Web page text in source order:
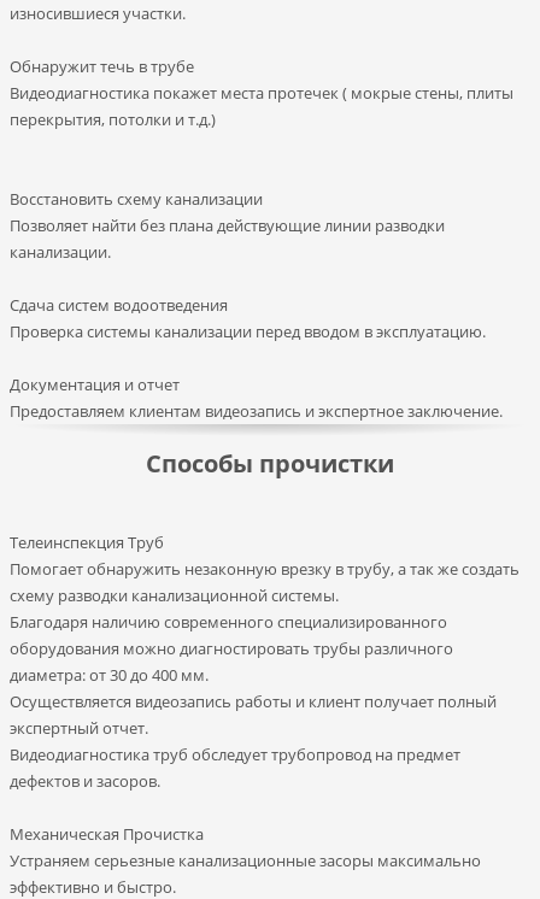
износившиеся участки.
Обнаружит течь в трубе
Видеодиагностика покажет места протечек ( мокрые стены, плиты
перекрытия, потолки и т.д.)
Восстановить схему канализации
Позволяет найти без плана действующие линии разводки
канализации.
Сдача систем водоотведения
Проверка системы канализации перед вводом в эксплуатацию.
Документация и отчет
Предоставляем клиентам видеозапись и экспертное заключение.
Способы прочистки
Телеинспекция Труб
Помогает обнаружить незаконную врезку в трубу, а так же создать
схему разводки канализационной системы.
Благодаря наличию современного специализированного
оборудования можно диагностировать трубы различного
диаметра: от 30 до 400 мм.
Осуществляется видеозапись работы и клиент получает полный
экспертный отчет.
Видеодиагностика труб обследует трубопровод на предмет
дефектов и засоров.
Механическая Прочистка
Устраняем серьезные канализационные засоры максимально
эффективно и быстро.